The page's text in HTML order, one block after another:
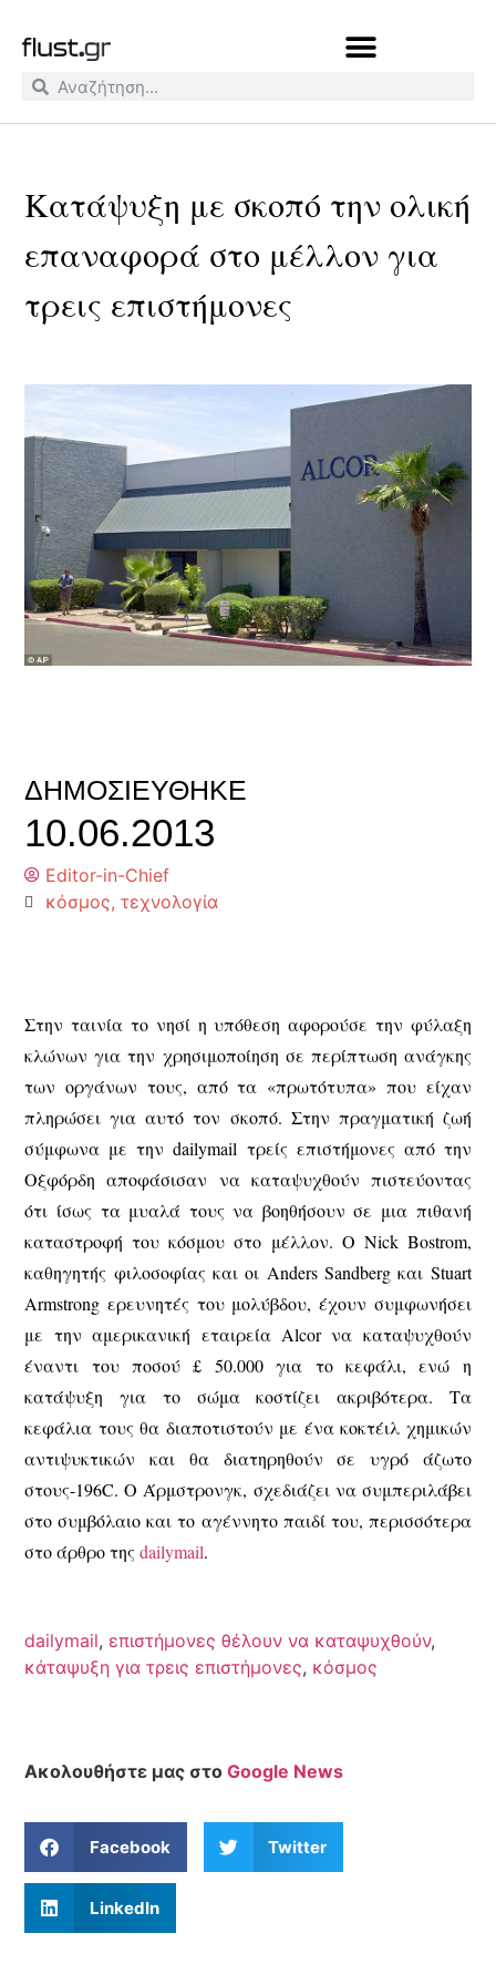
Κατάψυξη με σκοπό την ολική
επαναφορά στο μέλλον για
τρεις επιστήμονες
ΔΗΜΟΣΙΕΎΘΗΚΕ
10.06.2013
Editor-in-Chief
κόσμος,τεχνολογία
Στην ταινία το νησί η υπόθεση αφορούσε την φύλαξη
κλώνων για την χρησιμοποίηση σε περίπτωση ανάγκης
των οργάνων τους, από τα «πρωτότυπα» που είχαν
πληρώσει για αυτό τον σκοπό. Στην πραγματική ζωή
σύμφωνα με την dailymail τρείς επιστήμονες από την
Οξφόρδη αποφάσισαν να καταψυχθούν πιστεύοντας
ότι ίσως τα μυαλά τους να βοηθήσουν σε μια πιθανή
καταστροφή του κόσμου στο μέλλον. Ο Nick Bostrom,
καθηγητής φιλοσοφίας και οι Anders Sandberg και Stuart
Armstrong ερευνητές του μολύβδου, έχουν συμφωνήσει
με την αμερικανική εταιρεία Alcor να καταψυχθούν
έναντι του ποσού £ 50.000 για το κεφάλι, ενώ η
κατάψυξη για το σώμα κοστίζει ακριβότερα. Τα
κεφάλια τους θα διαποτιστούν με ένα κοκτέιλ χημικών
αντιψυκτικών και θα διατηρηθούν σε υγρό άζωτο
στους-196C. Ο Άρμστρονγκ, σχεδιάζει να συμπεριλάβει
στο συμβόλαιο και το αγέννητο παιδί του, περισσότερα
στο άρθρο τηςdailymail.
dailymail, επιστήμονες θέλουν να καταψυχθούν,
κάταψυξη για τρεις επιστήμονες, κόσμος
Ακολουθήστε μας στοGoogle News
Facebook Twitter
LinkedIn